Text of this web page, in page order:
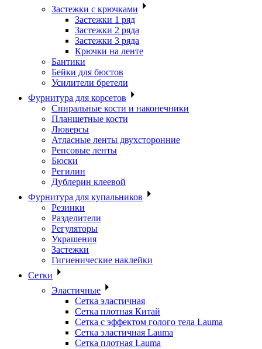
Застежки с крючками
Застежки 1 ряд
Застежки 2 ряда
Застежки 3 ряда
Крючки на ленте
Бантики
Бейки для бюстов
Усилители бретели
Фурнитура для корсетов
Спиральные кости и наконечники
Планшетные кости
Люверсы
Атласные ленты двухсторонние
Репсовые ленты
Бюски
Регилин
Дублерин клеевой
Фурнитура для купальников
Резинки
Разделители
Регуляторы
Украшения
Застежки
Гигиенические наклейки
Сетки
Эластичные
Сетка эластичная
Сетка плотная Китай
Сетка с эффектом голого тела Lauma
Сетка эластичная Lauma
Сетка плотная Lauma